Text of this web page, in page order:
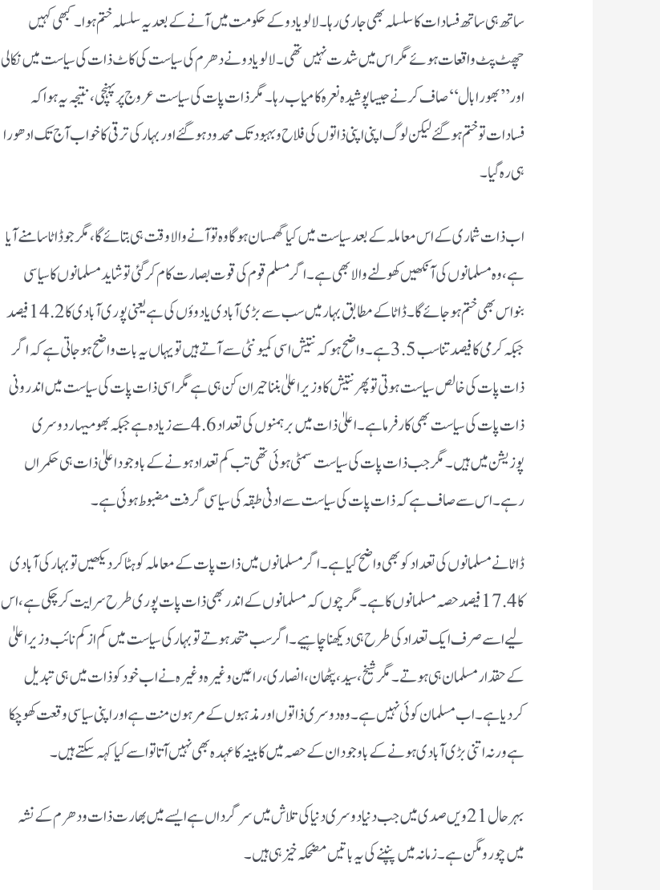
ساتھ ہی ساتھ فسادات کا سلسلہ بھی جاری رہا۔ لالویادو کے حکومت میں آنے کے بعد یہ سلسلہ ختم ہوا۔ کبھی کہیں
چھٹ پٹ واقعات ہوئے مگر اس میں شدت نہیں تھی۔ لالویادو نے دھرم کی سیاست کی کاٹ ذات کی سیاست میں نکالی
اور ’’بھورا بال‘‘ صاف کرنے جیسا پوشیدہ نعرہ کامیاب رہا۔ مگر ذات پات کی سیاست عروج پر پہنچی، نتیجہ یہ ہوا کہ
فسادات تو ختم ہوگئے لیکن لوگ اپنی اپنی ذاتوں کی فلاح و بہبود تک محدود ہوگئے اور بہار کی ترقی کا خواب آج تک ادھورا
ہی رہ گیا۔
اب ذات شماری کے اس معاملہ کے بعد سیاست میں کیا گھمسان ہوگا وہ تو آنے والا وقت ہی بتائے گا، مگر جو ڈاٹا سامنے آیا
ہے، وہ مسلمانوں کی آنکھیں کھولنے والا بھی ہے۔ اگر مسلم قوم کی قوت بصارت کام کرگئی تو شاید مسلمانوں کا سیاسی
بنواس بھی ختم ہوجائے گا۔ ڈاٹا کے مطابق بہار میں سب سے بڑی آبادی یادوؤں کی ہے یعنی پوری آبادی کا 14.2فیصد
جبکہ کرمی کا فیصد تناسب 3.5ہے۔ واضح ہو کہ نتیش اسی کمیونٹی سے آتے ہیں تو یہاں یہ بات واضح ہوجاتی ہے کہ اگر
ذات پات کی خالص سیاست ہوتی تو پھر نتیش کا وزیراعلیٰ بننا حیران کن ہی ہے مگر اسی ذات پات کی سیاست میں اندرونی
ذات پات کی سیاست بھی کارفرما ہے۔ اعلیٰ ذات میں برہمنوں کی تعداد 4.6سے زیادہ ہے جبکہ بھومیہار دوسری
پوزیشن میں ہیں۔ مگر جب ذات پات کی سیاست سمٹی ہوئی تھی تب کم تعداد ہونے کے باوجود اعلیٰ ذات ہی حکمراں
رہے۔ اس سے صاف ہے کہ ذات پات کی سیاست سے ادنیٰ طبقہ کی سیاسی گرفت مضبوط ہوئی ہے۔
ڈاٹا نے مسلمانوں کی تعداد کو بھی واضح کیا ہے۔ اگر مسلمانوں میں ذات پات کے معاملہ کو ہٹاکر دیکھیں تو بہار کی آبادی
کا 17.4فیصد حصہ مسلمانوں کا ہے۔ مگر چوں کہ مسلمانوں کے اندر بھی ذات پات پوری طرح سرایت کرچکی ہے، اس
لیے اسے صرف ایک تعداد کی طرح ہی دیکھنا چاہیے۔ اگر سب متحد ہوتے تو بہار کی سیاست میں کم ازکم نائب وزیراعلیٰ
کے حقدار مسلمان ہی ہوتے۔ مگر شیخ، سید، پٹھان، انصاری، راعین وغیرہ وغیرہ نے اب خود کو ذات میں ہی تبدیل
کردیا ہے۔ اب مسلمان کوئی نہیں ہے۔ وہ دوسری ذاتوں اور مذہبوں کے مرہون منت ہے اور اپنی سیاسی وقعت کھوچکا
ہے ورنہ اتنی بڑی آبادی ہونے کے باوجود ان کے حصہ میں کابینہ کا عہدہ بھی نہیں آتا تو اسے کیا کہہ سکتے ہیں۔
بہرحال 21ویں صدی میں جب دنیا دوسری دنیا کی تلاش میں سرگرداں ہے ایسے میں بھارت ذات ودھرم کے نشہ
میں چور ومگن ہے۔ زمانہ میں پنپنے کی یہ باتیں مضحکہ خیز ہی ہیں۔